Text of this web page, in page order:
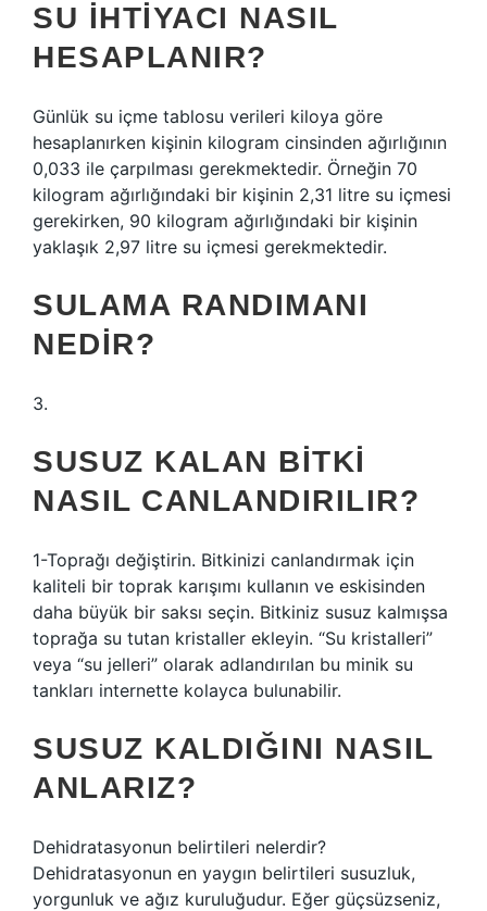
SU IHTIYACI NASIL
HESAPLANIR?
Günlük su içme tablosu verileri kiloya göre
hesaplanırken kişinin kilogram cinsinden ağırlığının
0,033 ile çarpılması gerekmektedir. Örneğin 70
kilogram ağırlığındaki bir kişinin 2,31 litre su içmesi
gerekirken, 90 kilogram ağırlığındaki bir kişinin
yaklaşık 2,97 litre su içmesi gerekmektedir.
SULAMA RANDIMANI
NEDIR?
3.
SUSUZ KALAN BITKI
NASIL CANLANDIRILIR?
1-Toprağı değiştirin. Bitkinizi canlandırmak için
kaliteli bir toprak karışımı kullanın ve eskisinden
daha büyük bir saksı seçin. Bitkiniz susuz kalmışsa
toprağa su tutan kristaller ekleyin. “Su kristalleri”
veya “su jelleri” olarak adlandırılan bu minik su
tankları internette kolayca bulunabilir.
SUSUZ KALDIĞINI NASIL
ANLARIZ?
Dehidratasyonun belirtileri nelerdir?
Dehidratasyonun en yaygın belirtileri susuzluk,
yorgunluk ve ağız kuruluğudur. Eğer güçsüzseniz,